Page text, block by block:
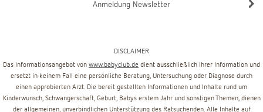
Anmeldung Newsletter
DISCLAIMER
Das Informationsangebot von www.babyclub.de dient ausschließlich Ihrer Information und
ersetzt in keinem Fall eine persönliche Beratung, Untersuchung oder Diagnose durch
einen approbierten Arzt. Die bereit gestellten Informationen und Inhalte rund um
Kinderwunsch, Schwangerschaft, Geburt, Babys erstem Jahr und sonstigen Themen, dienen
der allgemeinen, unverbindlichen Unterstützung des Ratsuchenden. Alle Inhalte auf